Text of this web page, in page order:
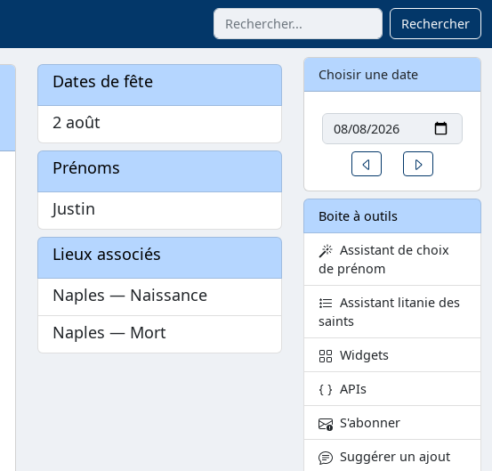
Rechercher
Dates de fête
2 août
Prénoms
Justin
Lieux associés
Naples — Naissance
Naples — Mort
Choisir une date
Date
Un jour avant
Boite à outils
Assistant de choix
de prénom
Assistant litanie des
saints
Widgets
APIs
S'abonner
Suggérer un ajout